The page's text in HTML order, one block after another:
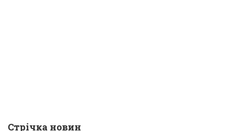
Стрічка новин